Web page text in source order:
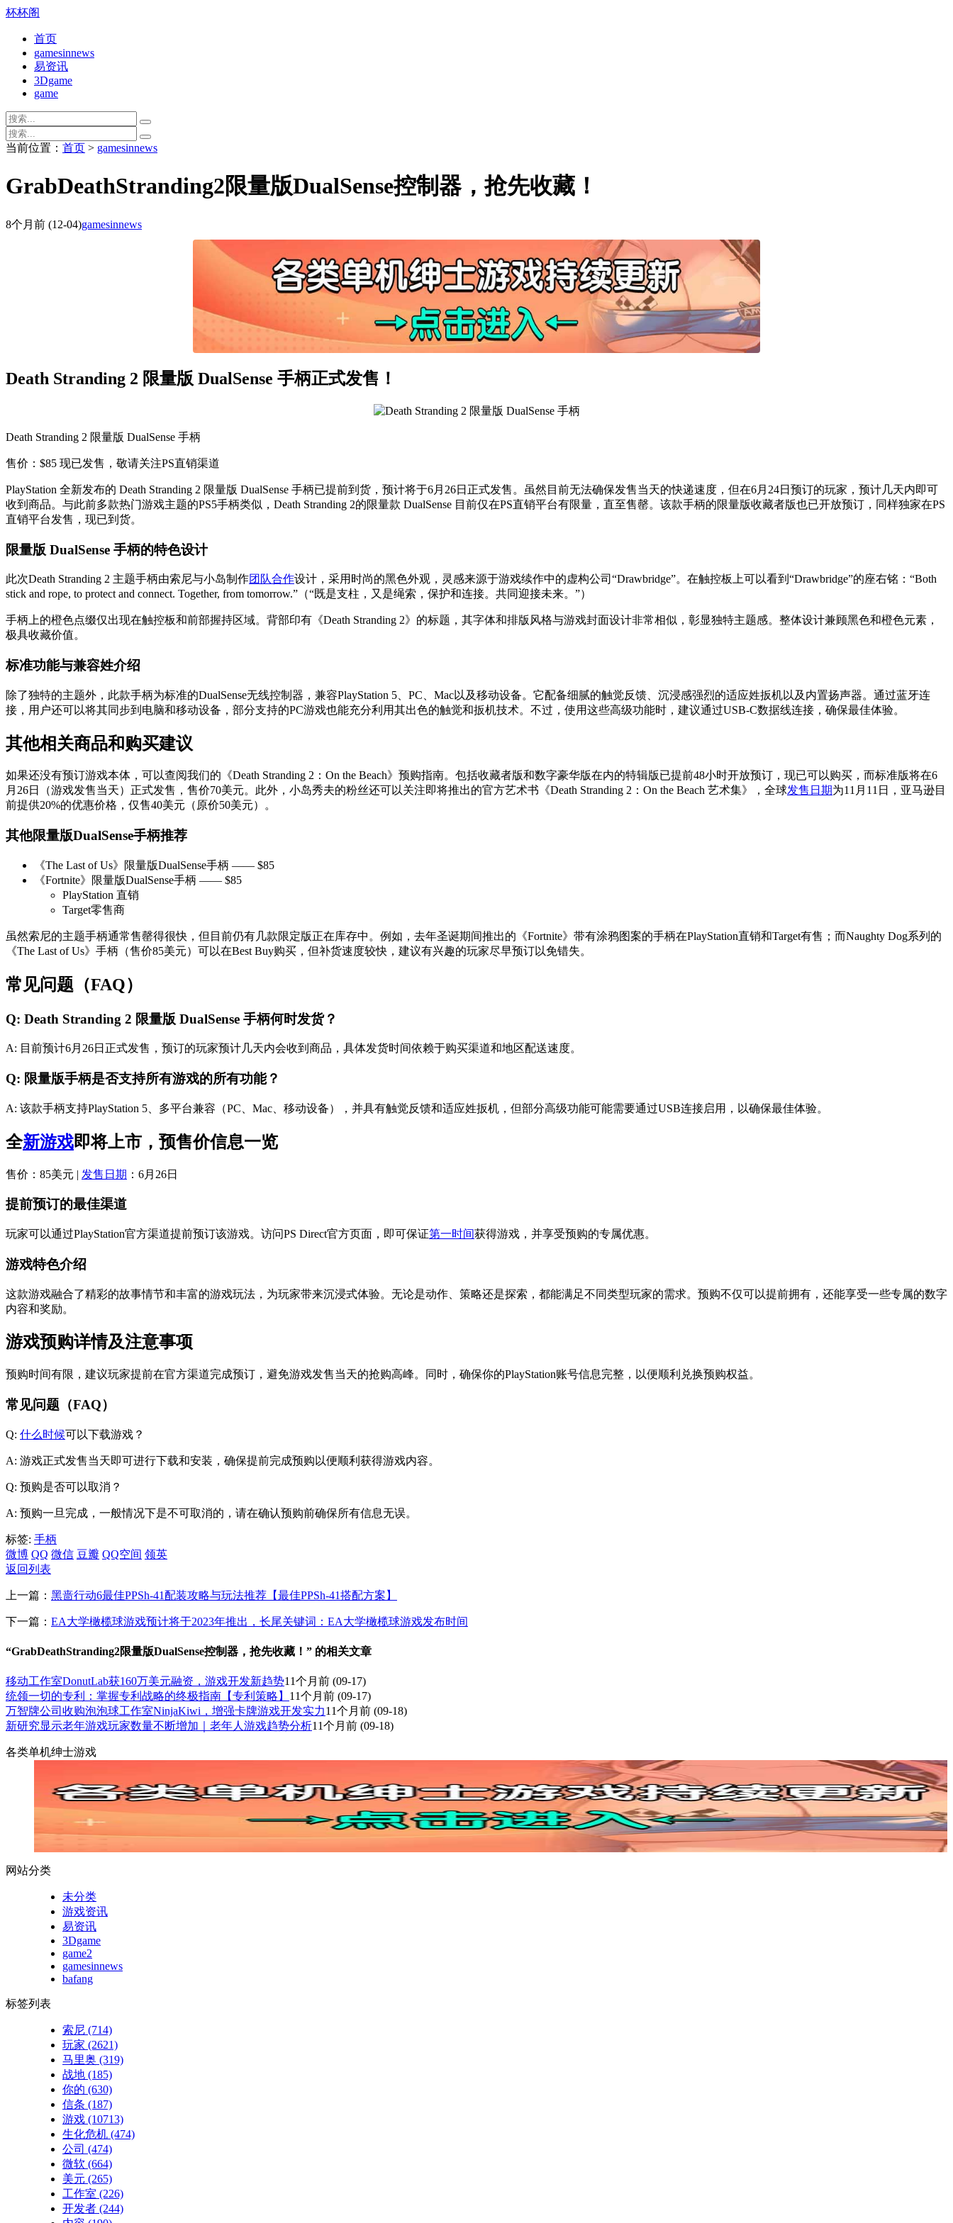
杯杯阁
首页
gamesinnews
易资讯
3Dgame
game
当前位置： 首页 > gamesinnews
GrabDeathStranding2限量版DualSense控制器，抢先收藏！
8个月前 (12-04)gamesinnews
Death Stranding 2 限量版 DualSense 手柄正式发售！
Death Stranding 2 限量版 DualSense 手柄
售价：$85 现已发售，敬请关注PS直销渠道
PlayStation 全新发布的 Death Stranding 2 限量版 DualSense 手柄已提前到货，预计将于6月26日正式发售。虽然目前无法确保发售当天的快递速度，但在6月24日预订的玩家，预计几天内即可
收到商品。与此前多款热门游戏主题的PS5手柄类似，Death Stranding 2的限量款 DualSense 目前仅在PS直销平台有限量，直至售罄。该款手柄的限量版收藏者版也已开放预订，同样独家在PS
直销平台发售，现已到货。
限量版 DualSense 手柄的特色设计
此次Death Stranding 2 主题手柄由索尼与小岛制作团队合作设计，采用时尚的黑色外观，灵感来源于游戏续作中的虚构公司“Drawbridge”。在触控板上可以看到“Drawbridge”的座右铭：“Both
stick and rope, to protect and connect. Together, from tomorrow.”（“既是支柱，又是绳索，保护和连接。共同迎接未来。”）
手柄上的橙色点缀仅出现在触控板和前部握持区域。背部印有《Death Stranding 2》的标题，其字体和排版风格与游戏封面设计非常相似，彰显独特主题感。整体设计兼顾黑色和橙色元素，
极具收藏价值。
标准功能与兼容姓介绍
除了独特的主题外，此款手柄为标准的DualSense无线控制器，兼容PlayStation 5、PC、Mac以及移动设备。它配备细腻的触觉反馈、沉浸感强烈的适应姓扳机以及内置扬声器。通过蓝牙连
接，用户还可以将其同步到电脑和移动设备，部分支持的PC游戏也能充分利用其出色的触觉和扳机技术。不过，使用这些高级功能时，建议通过USB-C数据线连接，确保最佳体验。
其他相关商品和购买建议
如果还没有预订游戏本体，可以查阅我们的《Death Stranding 2：On the Beach》预购指南。包括收藏者版和数字豪华版在内的特辑版已提前48小时开放预订，现已可以购买，而标准版将在6
月26日（游戏发售当天）正式发售，售价70美元。此外，小岛秀夫的粉丝还可以关注即将推出的官方艺术书《Death Stranding 2：On the Beach 艺术集》，全球发售日期为11月11日，亚马逊目
前提供20%的优惠价格，仅售40美元（原价50美元）。
其他限量版DualSense手柄推荐
《The Last of Us》限量版DualSense手柄 —— $85
《Fortnite》限量版DualSense手柄 —— $85
PlayStation 直销
Target零售商
虽然索尼的主题手柄通常售罄得很快，但目前仍有几款限定版正在库存中。例如，去年圣诞期间推出的《Fortnite》带有涂鸦图案的手柄在PlayStation直销和Target有售；而Naughty Dog系列的
《The Last of Us》手柄（售价85美元）可以在Best Buy购买，但补货速度较快，建议有兴趣的玩家尽早预订以免错失。
常见问题（FAQ）
Q: Death Stranding 2 限量版 DualSense 手柄何时发货？
A: 目前预计6月26日正式发售，预订的玩家预计几天内会收到商品，具体发货时间依赖于购买渠道和地区配送速度。
Q: 限量版手柄是否支持所有游戏的所有功能？
A: 该款手柄支持PlayStation 5、多平台兼容（PC、Mac、移动设备），并具有触觉反馈和适应姓扳机，但部分高级功能可能需要通过USB连接启用，以确保最佳体验。
全新游戏即将上市，预售价信息一览
售价：85美元 | 发售日期 ：6月26日
提前预订的最佳渠道
玩家可以通过PlayStation官方渠道提前预订该游戏。访问PS Direct官方页面，即可保证第一时间获得游戏，并享受预购的专属优惠。
游戏特色介绍
这款游戏融合了精彩的故事情节和丰富的游戏玩法，为玩家带来沉浸式体验。无论是动作、策略还是探索，都能满足不同类型玩家的需求。预购不仅可以提前拥有，还能享受一些专属的数字
内容和奖励。
游戏预购详情及注意事项
预购时间有限，建议玩家提前在官方渠道完成预订，避免游戏发售当天的抢购高峰。同时，确保你的PlayStation账号信息完整，以便顺利兑换预购权益。
常见问题（FAQ）
Q: 什么时候可以下载游戏？
A: 游戏正式发售当天即可进行下载和安装，确保提前完成预购以便顺利获得游戏内容。
Q: 预购是否可以取消？
A: 预购一旦完成，一般情况下是不可取消的，请在确认预购前确保所有信息无误。
标签: 手柄
微博 QQ 微信 豆瓣 QQ空间 领英
返回列表
上一篇： 黑啬行动6最佳PPSh-41配装攻略与玩法推荐【最佳PPSh-41搭配方案】
下一篇： EA大学橄榄球游戏预计将于2023年推出，长尾关键词：EA大学橄榄球游戏发布时间
“GrabDeathStranding2限量版DualSense控制器，抢先收藏！” 的相关文章
移动工作室DonutLab获160万美元融资，游戏开发新趋势11个月前 (09-17)
统领一切的专利：掌握专利战略的终极指南【专利策略】 11个月前 (09-17)
万智牌公司收购泡泡球工作室NinjaKiwi，增强卡牌游戏开发实力11个月前 (09-18)
新研究显示老年游戏玩家数量不断增加｜老年人游戏趋势分析11个月前 (09-18)
各类单机绅士游戏
网站分类
未分类
游戏资讯
易资讯
3Dgame
game2
gamesinnews
bafang
标签列表
索尼 (714)
玩家 (2621)
马里奥 (319)
战地 (185)
你的 (630)
信条 (187)
游戏 (10713)
生化危机 (474)
公司 (474)
微软 (664)
美元 (265)
工作室 (226)
开发者 (244)